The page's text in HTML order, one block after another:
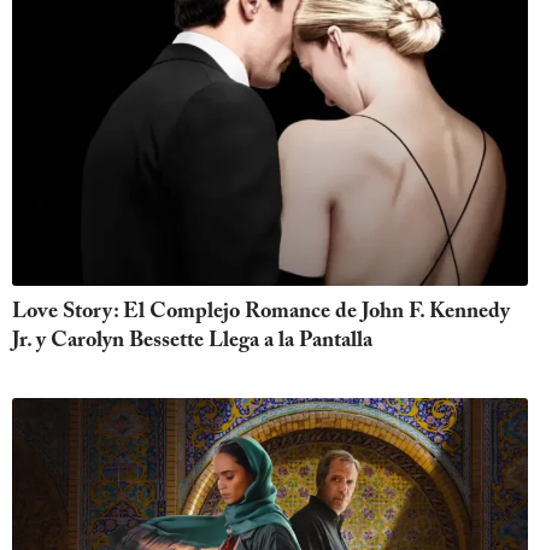
Love Story: El Complejo Romance de John F. Kennedy
Jr. y Carolyn Bessette Llega a la Pantalla